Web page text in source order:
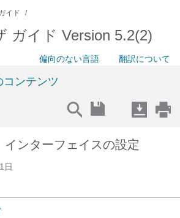
イド
ガイド Version 5.2(2)
偏向のない言語 翻訳について
コンテンツ
日
ンターフェイスの設定